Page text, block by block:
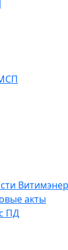
акты
ПД